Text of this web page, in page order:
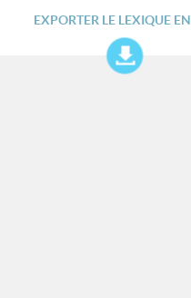
EXPORTER LE LEXIQUE EN